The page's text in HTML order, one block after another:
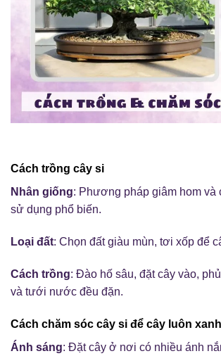
Cách trồng cây si
Nhân giống: Phương pháp giâm hom và
sử dụng phổ biến.
Loại đất: Chọn đất giàu mùn, tơi xốp để
Cách trồng: Đào hố sâu, đặt cây vào,
và tưới nước đều đặn.
Cách chăm sóc cây si để cây luôn
Ánh sáng: Đặt cây ở nơi có nhiều ánh